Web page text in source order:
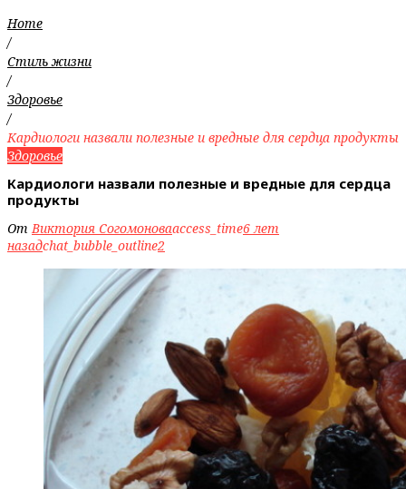
Home
/
Стиль жизни
/
Здоровье
/
Кардиологи назвали полезные и вредные для сердца продукты
Здоровье
Кардиологи назвали полезные и вредные для сердца
продукты
ОтВиктория Согомоноваaccess_time6 лет
назадchat_bubble_outline2